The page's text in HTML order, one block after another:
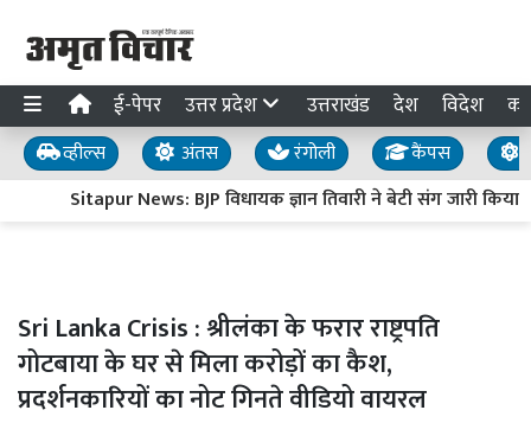
ई-पेपर उत्तर प्रदेश उत्तराखंड देश विदेश
व्हील्स अंतस रंगोली कैंपस
Sitapur News: BJP विधायक ज्ञान तिवारी ने बेटी संग जारी
Sri Lanka Crisis : श्रीलंका के फरार राष्ट्रपति
गोटबाया के घर से मिला करोड़ों का कैश,
प्रदर्शनकारियों का नोट गिनते वीडियो वायरल